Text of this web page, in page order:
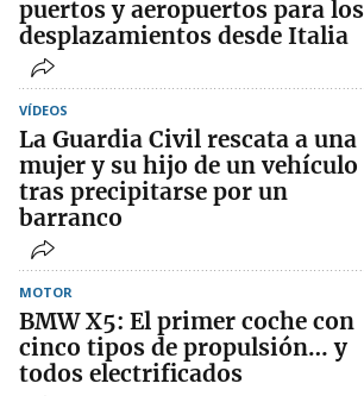
puertos y aeropuertos para los
desplazamientos desde Italia
VÍDEOS
La Guardia Civil rescata a una
mujer y su hijo de un vehículo
tras precipitarse por un
barranco
MOTOR
BMW X5: El primer coche con
cinco tipos de propulsión… y
todos electrificados